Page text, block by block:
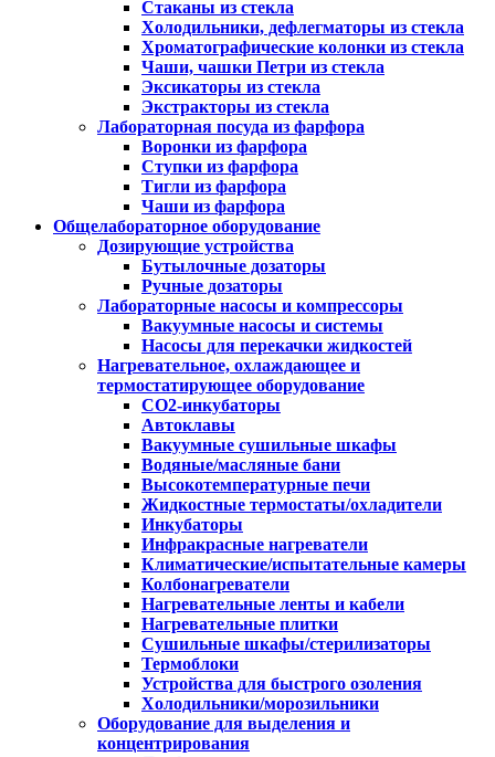
Стаканы из стекла
Холодильники, дефлегматоры из стекла
Хроматографические колонки из стекла
Чаши, чашки Петри из стекла
Эксикаторы из стекла
Экстракторы из стекла
Лабораторная посуда из фарфора
Воронки из фарфора
Ступки из фарфора
Тигли из фарфора
Чаши из фарфора
Общелабораторное оборудование
Дозирующие устройства
Бутылочные дозаторы
Ручные дозаторы
Лабораторные насосы и компрессоры
Вакуумные насосы и системы
Насосы для перекачки жидкостей
Нагревательное, охлаждающее и
термостатирующее оборудование
CO2-инкубаторы
Автоклавы
Вакуумные сушильные шкафы
Водяные/масляные бани
Высокотемпературные печи
Жидкостные термостаты/охладители
Инкубаторы
Инфракрасные нагреватели
Климатические/испытательные камеры
Колбонагреватели
Нагревательные ленты и кабели
Нагревательные плитки
Сушильные шкафы/стерилизаторы
Термоблоки
Устройства для быстрого озоления
Холодильники/морозильники
Оборудование для выделения и
концентрирования